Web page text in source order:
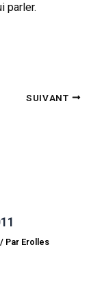
parler.
SUIVANT
Par Erolles